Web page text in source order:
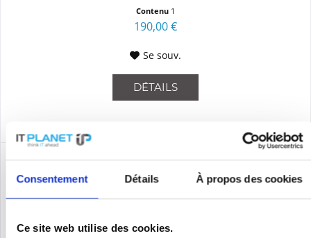
Consentement Détails À propos des cookies
Ce site web utilise des cookies.
Contenu 1
190,00 €
Se souv.
DÉTAILS